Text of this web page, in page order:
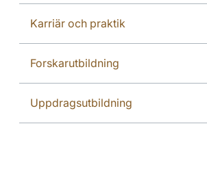
Karriär och praktik
Forskarutbildning
Uppdragsutbildning